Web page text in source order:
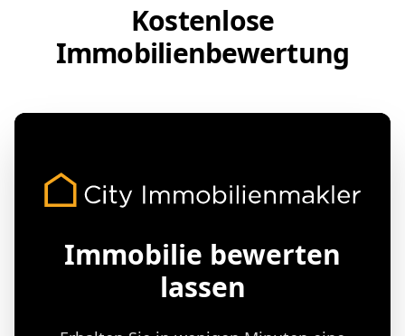
Kostenlose
Immobilienbewertung
Immobilie bewerten
lassen